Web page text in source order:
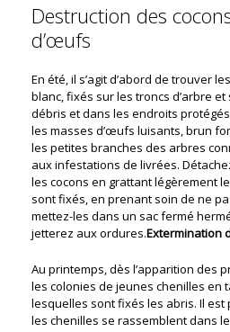
Destruction des
d’œufs
En été, il s’agit d’abord de trouver
blanc, fixés sur les troncs d’arbre
débris et dans les endroits
les masses d’œufs luisants, brun
les petites branches des arbres
aux infestations de livrées.
les cocons en grattant légèrement
sont fixés, en prenant soin de ne
mettez-les dans un sac fermé
jetterez aux ordures.Extermination
Au printemps, dès l’apparition des
les colonies de jeunes chenilles en
lesquelles sont fixés les abris. Il est
les chenilles se rassemblent dans